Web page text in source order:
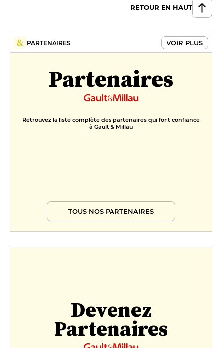
RETOUR EN HAUT
PARTENAIRES VOIR PLUS
Partenaires
Retrouvez la liste complète des partenaires qui font confiance
à Gault & Millau
TOUS NOS PARTENAIRES
Devenez
Partenaires